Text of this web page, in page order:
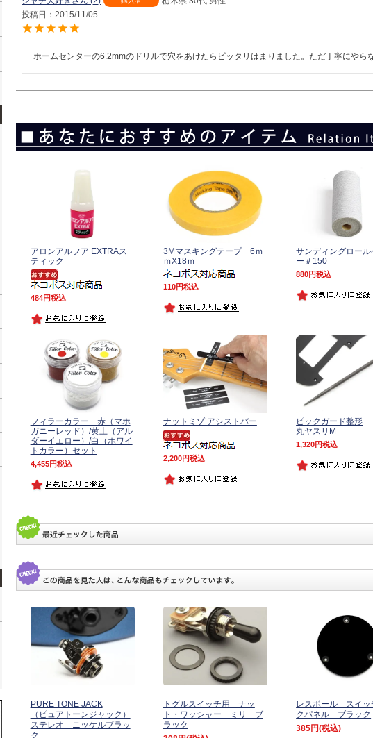
投稿日
2015/11/05
ホームセンターの6.2mmのドリルで穴をあけたらピッタリはまりました。ただ丁寧にやら
アロンアルフア EXTRAス
ティック
484 税込
3Mマスキングテープ 6ｍ
ｍX18ｍ
110 税込
サンディングロール
ー＃150
880 税込
フィラーカラー 赤（マホ
ガニーレッド）/黄土（アル
ダーイエロー）/白（ホワイ
トカラー）セット
4,455 税込
ナットミゾ アシストバー
2,200 税込
ピックガード整形
丸ヤスリM
1,320 税込
PURE TONE JACK
（ピュアトーンジャック）
ステレオ ニッケルブラッ
ク
トグルスイッチ用 ナッ
ト・ワッシャー ミリ ブ
ラック
レスポール スイッ
クパネル ブラック
385円(税込)